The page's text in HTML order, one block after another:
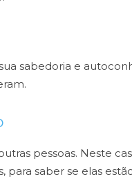
sabedoria e
pessoas. Neste
para saber se elas